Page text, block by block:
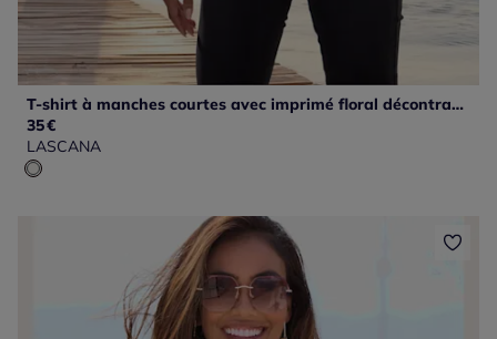
T-shirt à manches courtes avec imprimé floral décontracté
35€
LASCANA